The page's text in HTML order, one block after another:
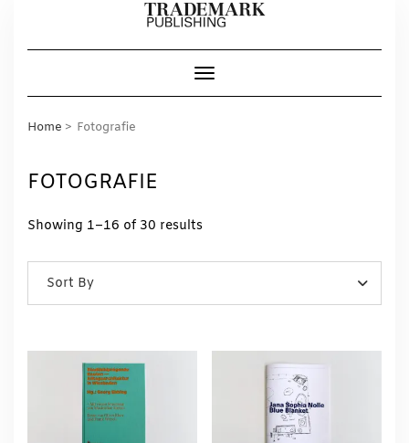
Toggle Navigation
Home Fotografie
FOTOGRAFIE
Showing 1–16 of 30 results
Sort By